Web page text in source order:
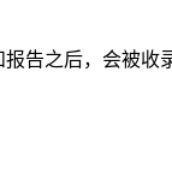
告之后，会被